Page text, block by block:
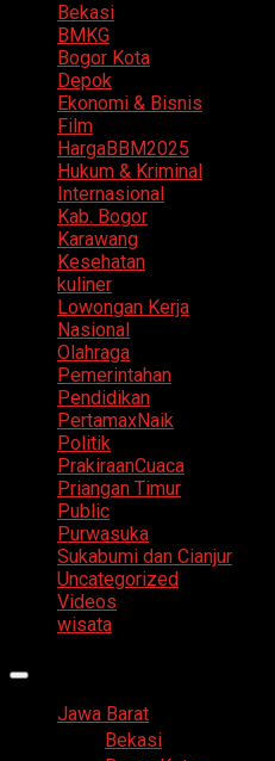
Bekasi
BMKG
Bogor Kota
Depok
Ekonomi & Bisnis
Film
HargaBBM2025
Hukum & Kriminal
Internasional
Kab. Bogor
Karawang
Kesehatan
kuliner
Lowongan Kerja
Nasional
Olahraga
Pemerintahan
Pendidikan
PertamaxNaik
Politik
PrakiraanCuaca
Priangan Timur
Public
Purwasuka
Sukabumi dan Cianjur
Uncategorized
Videos
wisata
Primary
Jawa Barat
Bekasi